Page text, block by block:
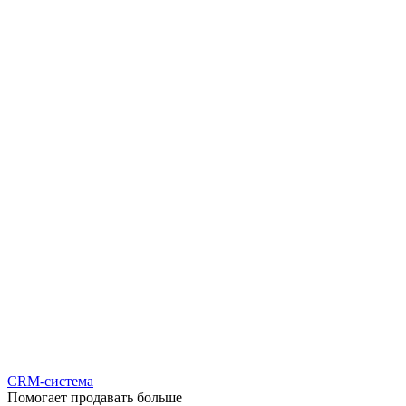
CRM-система
Помогает продавать больше